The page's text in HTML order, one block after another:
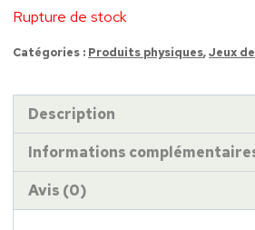
Rupture de stock
Catégories : Produits physiques,Jeux
Description
Informations
Avis (0)